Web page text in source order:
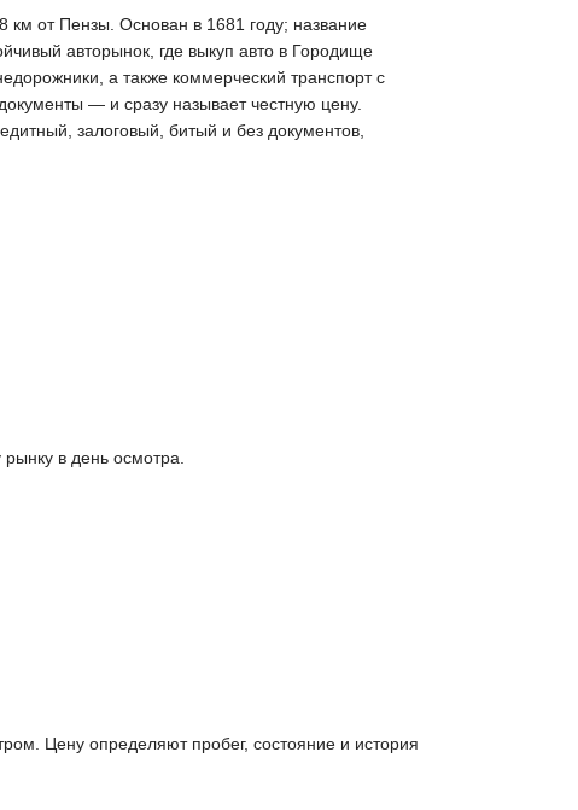
км от Пензы. Основан в 1681 году; название
авторынок, где выкуп авто в Городище
а также коммерческий транспорт с
— и сразу называет честную цену.
залоговый, битый и без документов,
в день осмотра.
Цену определяют пробег, состояние и история